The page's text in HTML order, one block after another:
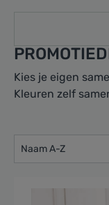
Kies je eigen
Kleuren zelf